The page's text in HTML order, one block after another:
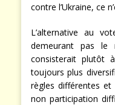
contre l’Ukraine, ce
L’alternative au
demeurant pas le
consisterait plutôt
toujours plus
règles différentes et
non participation